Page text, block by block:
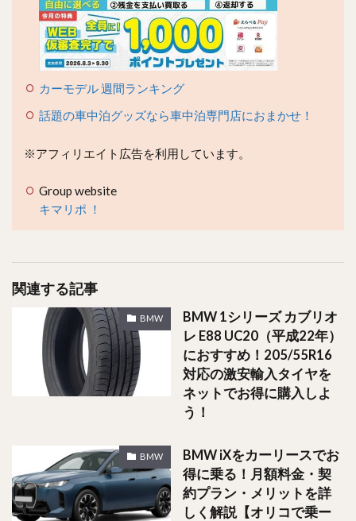
カーモデル 週間ランキング
話題の車中泊グッズなら車中泊専門店におまかせ！
※アフィリエイト広告を利用しています。
Group website
キマリポ ！
関連する記事
BMW
BMW 1シリーズ カブリオ
レ E88 UC20（平成22年）
におすすめ！205/55R16
対応の激安輸入タイヤを
ネットでお得に購入しよ
う！
BMW
BMW iXをカーリースでお
得に乗る！月額料金・契
約プラン・メリットを詳
しく解説【オリコで乗ー